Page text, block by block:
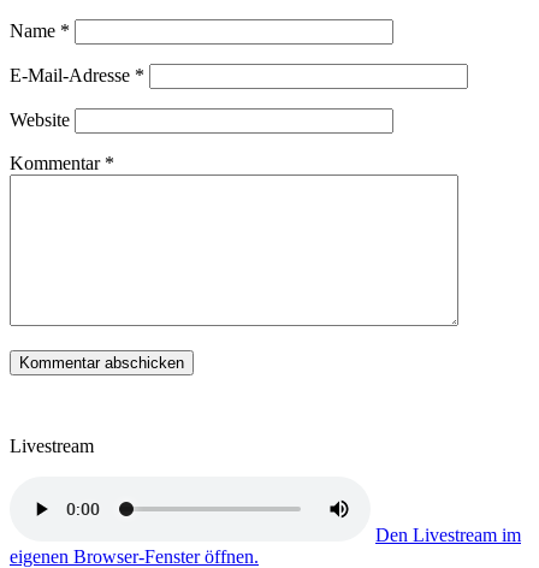
Name *
E-Mail-Adresse *
Website
Kommentar *
Livestream
Den Livestream im
eigenen Browser-Fenster öffnen.